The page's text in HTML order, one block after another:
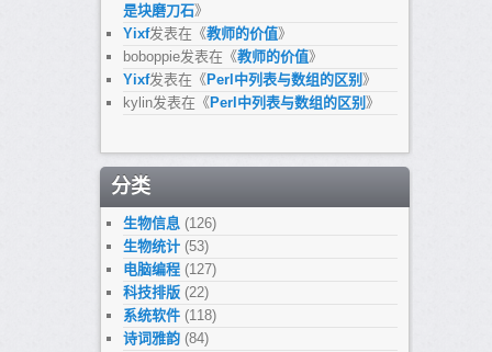
是块磨刀石》
Yixf发表在《教师的价值》
boboppie发表在《教师的价值》
Yixf发表在《Perl中列表与数组的区别 》
kylin发表在《Perl中列表与数组的区别 》
分类
生物信息(126)
生物统计(53)
电脑编程(127)
科技排版(22)
系统软件(118)
诗词雅韵(84)